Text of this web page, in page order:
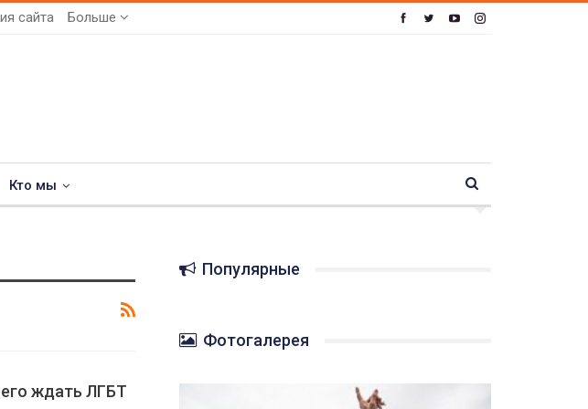
сайта Больше
Кто мы
ждать ЛГБТ
Популярные
Фотогалерея